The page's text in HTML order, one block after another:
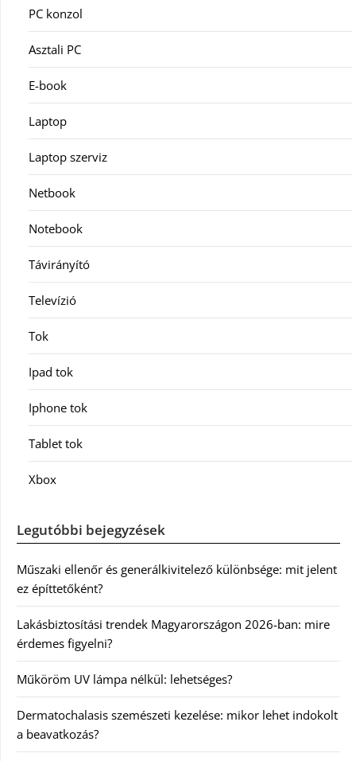
PC konzol
Asztali PC
E-book
Laptop
Laptop szerviz
Netbook
Notebook
Távirányító
Televízió
Tok
Ipad tok
Iphone tok
Tablet tok
Xbox
Legutóbbi bejegyzések
Műszaki ellenőr és generálkivitelező különbsége: mit jelent
ez építtetőként?
Lakásbiztosítási trendek Magyarországon 2026-ban: mire
érdemes figyelni?
Műköröm UV lámpa nélkül: lehetséges?
Dermatochalasis szemészeti kezelése: mikor lehet indokolt
a beavatkozás?